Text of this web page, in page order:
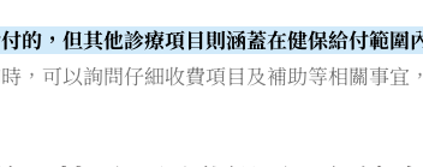
的，但其他診療項目則涵蓋在健保給付範圍
，可以詢問仔細收費項目及補助等相關事宜